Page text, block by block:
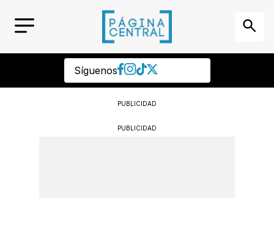
Síguenos
PUBLICIDAD
PUBLICIDAD